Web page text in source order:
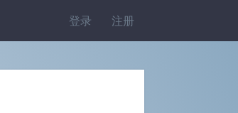
登录 注册